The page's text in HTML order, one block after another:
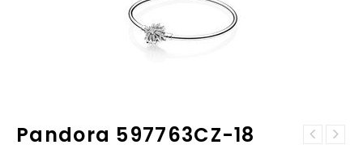
Pandora 597763CZ-18